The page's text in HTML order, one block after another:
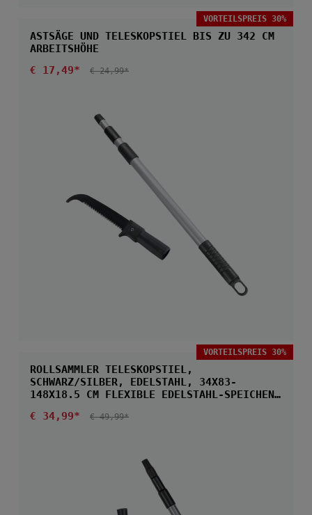
VORTEILSPREIS 30%
ASTSÄGE UND TELESKOPSTIEL BIS ZU 342 CM
ARBEITSHÖHE
Verkaufspreis:
€ 17,49* REGULÄRER PREIS:
€ 24,99*
VORTEILSPREIS 30%
ROLLSAMMLER TELESKOPSTIEL,
SCHWARZ/SILBER, EDELSTAHL, 34X83-
148X18.5 CM FLEXIBLE EDELSTAHL-SPEICHEN
Verkaufspreis:
€ 34,99* REGULÄRER PREIS:
€ 49,99*